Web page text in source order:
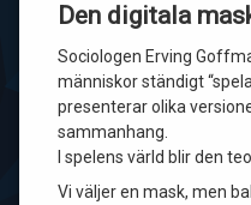
Den digitala
Sociologen Erving
människor ständigt
presenterar olika
sammanhang.
I spelens värld blir den
Vi väljer en mask, men